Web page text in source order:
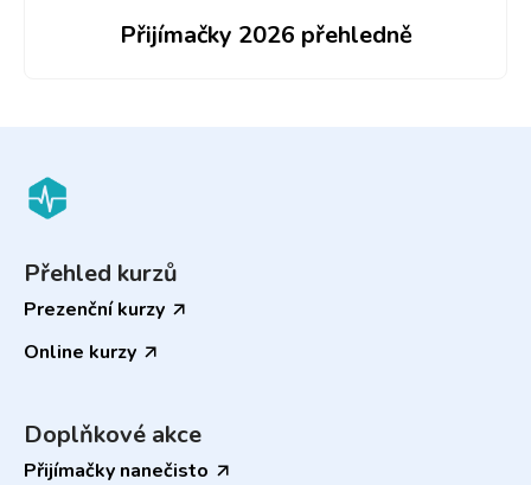
Přijímačky 2026 přehledně
Přehled kurzů
Prezenční kurzy
Online kurzy
Doplňkové akce
Přijímačky nanečisto